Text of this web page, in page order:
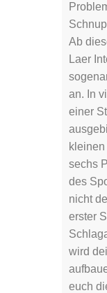
Ab
Laer
an. In
einer
sechs
des
nicht
erster
wird
euch